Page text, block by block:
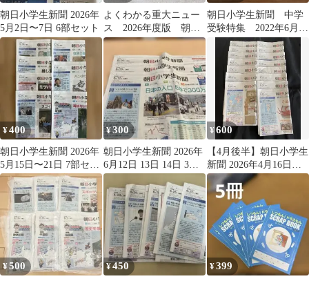
朝日小学生新聞 2026年
5月2日〜7日 6部セット
よくわかる重大ニュー
ス 2026年度版 朝日
小学生新聞
朝日小学生新聞 中学
受験特集 2022年6月〜
2026年3月 27回分
¥400
朝日小学生新聞 2026年
5月15日〜21日 7部セッ
ト
¥300
朝日小学生新聞 2026年
6月12日 13日 14日 3部
セット
¥600
【4月後半】朝日小学生
新聞 2026年4月16日〜4
月30日 15日分セット
¥500 ¥450 ¥399